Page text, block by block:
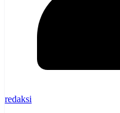
redaksi